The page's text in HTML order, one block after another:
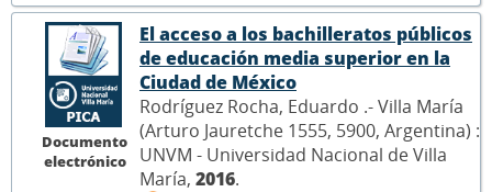
Documento
electrónico
El acceso a los bachilleratos públicos
de educación media superior en la
Ciudad de México
Rodríguez Rocha, Eduardo .- Villa María
(Arturo Jauretche 1555, 5900, Argentina) :
UNVM - Universidad Nacional de Villa
María, 2016.